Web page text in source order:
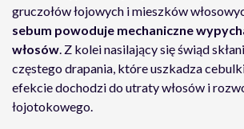
gruczołów łojowych i mieszków
sebum powoduje mechaniczne
włosów. Z kolei nasilający się świąd
częstego drapania, które uszkadza
efekcie dochodzi do utraty włosów i
łojotokowego.